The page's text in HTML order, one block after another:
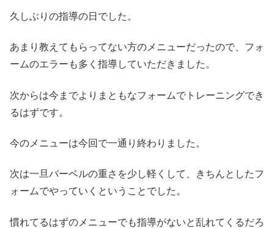
久しぶりの指導の日でした。
あまり教えてもらってない方のメニューだったので、フォ
ームのエラーも多く指導していただきました。
次からは今までよりまともなフォームでトレーニングでき
るはずです。
今のメニューは今回で一通り終わりました。
次は一旦バーベルの重さを少し軽くして、きちんとしたフ
ォームでやっていくということでした。
慣れてるはずのメニューでも指導がないと乱れてくるだろ